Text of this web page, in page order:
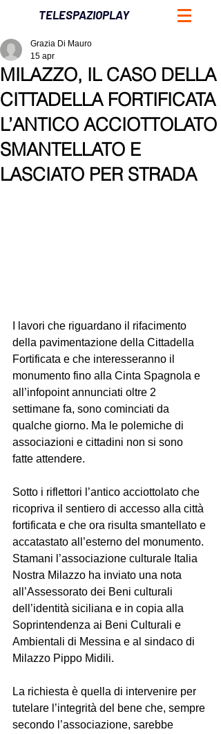
TELESPAZIOPLAY
MILAZZO, IL CASO DELLA
CITTADELLA FORTIFICATA
L’ANTICO ACCIOTTOLATO
SMANTELLATO E
LASCIATO PER STRADA
Grazia Di Mauro
15 apr
I lavori che riguardano il rifacimento
della pavimentazione della Cittadella
Fortificata e che interesseranno il
monumento fino alla Cinta Spagnola e
all’infopoint annunciati oltre 2
settimane fa, sono cominciati da
qualche giorno. Ma le polemiche di
associazioni e cittadini non si sono
fatte attendere.
Sotto i riflettori l’antico acciottolato che
ricopriva il sentiero di accesso alla città
fortificata e che ora risulta smantellato e
accatastato all’esterno del monumento.
Stamani l’associazione culturale Italia
Nostra Milazzo ha inviato una nota
all’Assessorato dei Beni culturali
dell’identità siciliana e in copia alla
Soprintendenza ai Beni Culturali e
Ambientali di Messina e al sindaco di
Milazzo Pippo Midili.
La richiesta è quella di intervenire per
tutelare l’integrità del bene che, sempre
secondo l’associazione, sarebbe